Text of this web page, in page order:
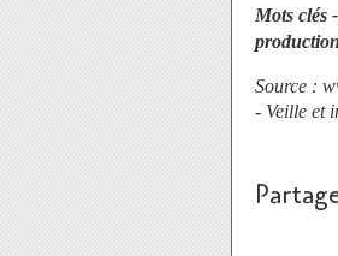
Mots clés
Source :
- Veille et